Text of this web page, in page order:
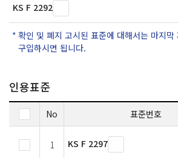
KS F 2292
확인 및 폐지 고시된 표준에 대해서는 마지
구입하시면 됩니다.
인용표준
No 표준번호
1 KS F 2297